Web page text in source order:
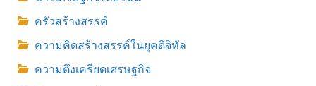
ครัวสร้างสรรค์
ความคิดสร้างสรรค์ในยุคดิจิทัล
ความตึงเครียดเศรษฐกิจ